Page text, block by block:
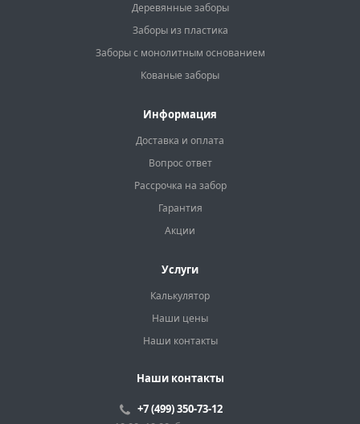
Деревянные заборы
Заборы из пластика
Заборы с монолитным основанием
Кованые заборы
Информация
Доставка и оплата
Вопрос ответ
Рассрочка на забор
Гарантия
Акции
Услуги
Калькулятор
Наши цены
Наши контакты
Наши контакты
+7 (499) 350-73-12